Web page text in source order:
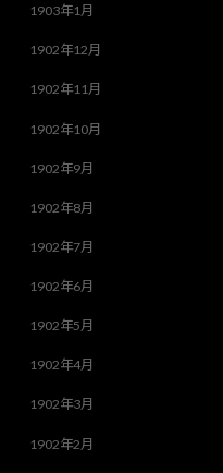
1903年1月
1902年12月
1902年11月
1902年10月
1902年9月
1902年8月
1902年7月
1902年6月
1902年5月
1902年4月
1902年3月
1902年2月